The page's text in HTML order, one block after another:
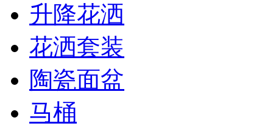
升降花洒
花洒套装
陶瓷面盆
马桶